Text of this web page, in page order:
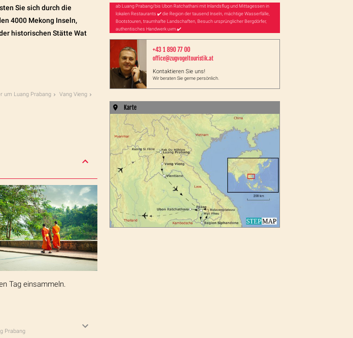
Sie sich durch die
4000 Mekong Inseln,
historischen Stätte Wat
um Luang Prabang
Vang Vieng
Tag einsammeln.
Prabang
ab Luang Prabang/bis Ubon Ratchathani mit Inlandsflug und Mittagessen in
lokalen Restaurants ✔️ die Region der tausend Inseln, mächtige Wasserfälle,
Bootstouren, traumhafte Landschaften, Besuch ursprünglicher Bergdörfer,
authentisches Handwerk uvm.✔️
+43 1 890 77 00
office@zugvogeltouristik.at
Kontaktieren Sie uns!
Wir beraten Sie gerne persönlich.
Karte